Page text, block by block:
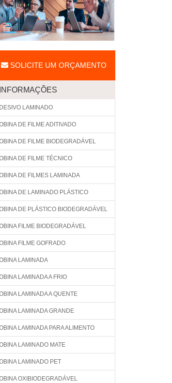
SOLICITE UM ORÇAMENTO
INFORMAÇÕES
LAMINADO
DE FILME ADITIVADO
DE FILME BIODEGRADÁVEL
DE FILME TÉCNICO
DE FILMES LAMINADA
DE LAMINADO PLÁSTICO
DE PLÁSTICO BIODEGRADÁVEL
FILME BIODEGRADÁVEL
FILME GOFRADO
LAMINADA
LAMINADA A FRIO
LAMINADA A QUENTE
LAMINADA GRANDE
LAMINADA PARA ALIMENTO
LAMINADO MATE
LAMINADO PET
OXIBIODEGRADÁVEL